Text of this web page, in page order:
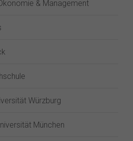
& Management
Würzburg
München